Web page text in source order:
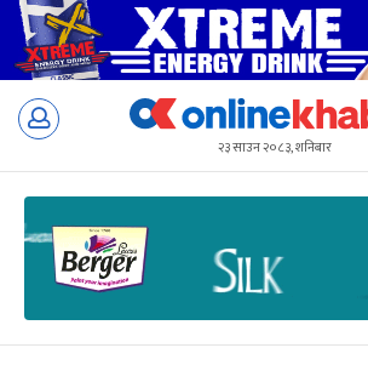
Skip
२३ साउन २०८३, शनिबार